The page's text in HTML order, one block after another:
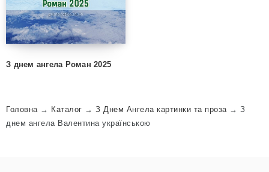
З днем ангела Роман 2025
Головна→ Каталог → З Днем Ангела картинки та проза→ З
днем ангела Валентина українською